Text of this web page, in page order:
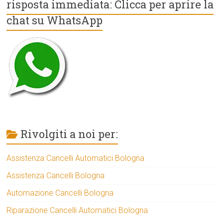
risposta immediata: Clicca per aprire la
chat su WhatsApp
Rivolgiti a noi per:
Assistenza Cancelli Automatici Bologna
Assistenza Cancelli Bologna
Automazione Cancelli Bologna
Riparazione Cancelli Automatici Bologna